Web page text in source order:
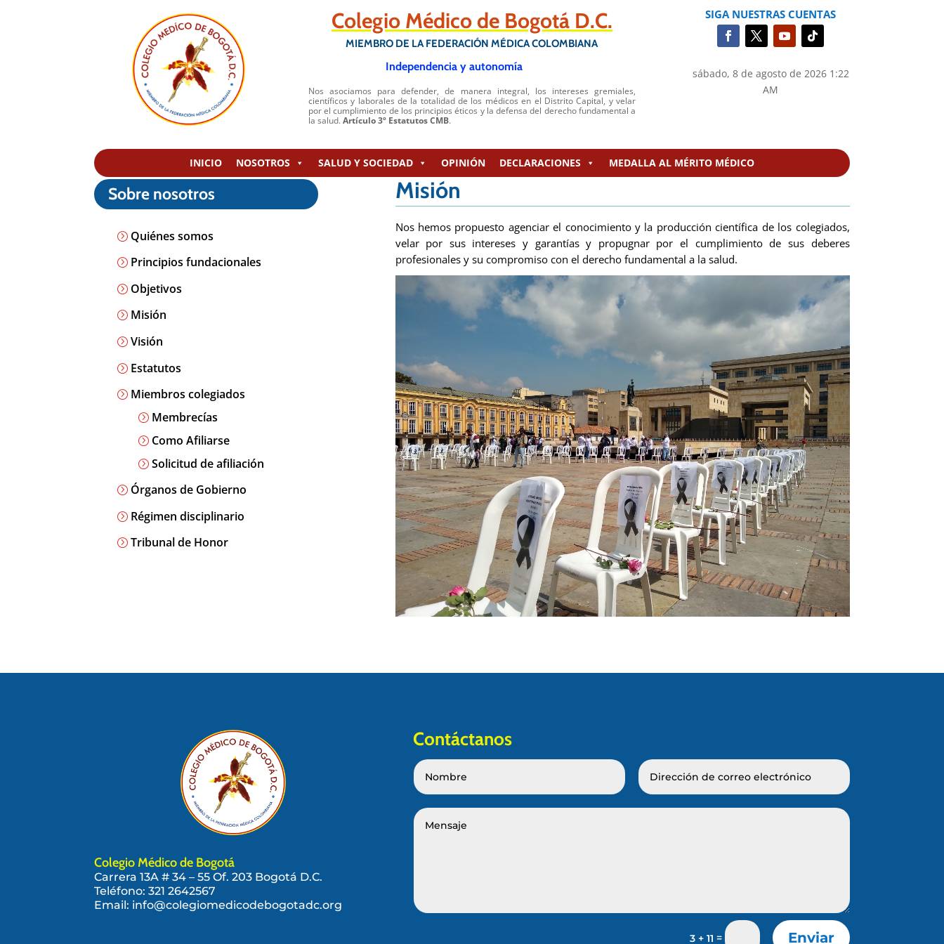
Colegio Médico de Bogotá D.C.
MIEMBRO DE LA FEDERACIÓN MÉDICA COLOMBIANA
Independencia y autonomía
Nos asociamos para defender, de manera integral, los intereses gremiales,
científicos y laborales de la totalidad de los médicos en el Distrito Capital, y velar
por el cumplimiento de los principios éticos y la defensa del derecho fundamental a
la salud.Artículo 3º Estatutos CMB.
SIGA NUESTRAS CUENTAS
sábado, 8 de agosto de 2026 1:22
AM
INICIO NOSOTROS SALUD Y SOCIEDAD OPINIÓN DECLARACIONES MEDALLA AL MÉRITO MÉDICO
Sobre nosotros
Quiénes somos
Principios fundacionales
Objetivos
Misión
Visión
Estatutos
Miembros colegiados
Membrecías
Como Afiliarse
Solicitud de afiliación
Órganos de Gobierno
Régimen disciplinario
Tribunal de Honor
Misión
Nos hemos propuesto agenciar el conocimiento y la producción científica de los colegiados,
velar por sus intereses y garantías y propugnar por el cumplimiento de sus deberes
profesionales y su compromiso con el derecho fundamental a la salud.
Colegio Médico de Bogotá
Carrera 13A # 34 – 55 Of. 203 Bogotá D.C.
Teléfono:321 2642567
Email: info@colegiomedicodebogotadc.org
Contáctanos
3 + 11 = Enviar